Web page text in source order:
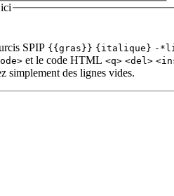
SPIP {{gras}} {italique} -
et le code HTML <q> <del>
simplement des lignes vides.